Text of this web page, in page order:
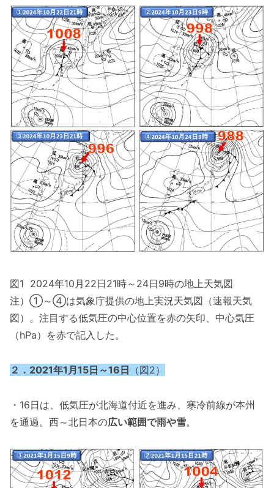
図1 2024年10月22日21時～24日9時の地上天気図
注）①～④は気象庁提供の地上実況天気図（速報天気
図）。注目する低気圧の中心位置を赤の矢印、中心気圧
（hPa）を赤で記入した。
２．2021年1月15日～16日 （図2）
・16日は、低気圧が北海道付近を進み、寒冷前線が本州
を通過。西～北日本の広い範囲で雨や雪。